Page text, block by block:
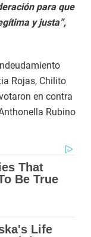
para que
y justa”,
Rojas, Chilito
en contra
Rubino